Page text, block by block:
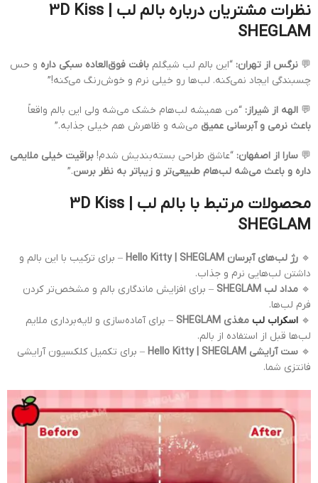
نظرات مشتریان درباره بالم لب 3D Kiss |
SHEGLAM
💬 نرگس از تهران: “این بالم لب شیگلم بافت فوق‌العاده سبکی داره و حس
چسبندگی ایجاد نمی‌کنه. لب‌ها رو خیلی نرم و خوش‌رنگ می‌کنه!”
💬 الهه از شیراز: “من همیشه لب‌هام خشک می‌شه ولی این بالم واقعاً
باعث نرمی و آبرسانی عمیق می‌شه و ظاهرش هم خیلی جذابه.”
💬 سارا از اصفهان: “عاشق طراحی بسته‌بندیش شدم! براقیت خیلی ملایمی
داره و باعث می‌شه لب‌هام طبیعی‌تر و زیباتر به نظر برسن.”
محصولات مرتبط با بالم لب 3D Kiss |
SHEGLAM
🔹 رژ لب‌های آبرسان Hello Kitty | SHEGLAM
– برای ترکیب با این بالم و
داشتن لب‌هایی نرم و جذاب.
🔹 مداد لب SHEGLAM
– برای افزایش ماندگاری بالم و مشخص‌تر کردن
فرم لب‌ها.
🔹 اسکراب لب مغذی SHEGLAM
– برای آماده‌سازی و لایه‌برداری ملایم
لب‌ها قبل از استفاده از بالم.
🔹 ست آرایشی Hello Kitty | SHEGLAM
– برای تکمیل کلکسیون آرایشی
فانتزی شما.